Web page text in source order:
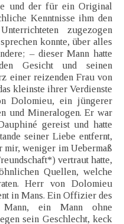
und der für ein Original
Kenntnisse ihm den
zugezogen
konnte, über alles
– dieser Mann hatte
Gesicht und seinen
einer reizenden Frau von
kleinste ihrer Verdienste
Dolomieu, ein jüngerer
und Mineralogen. Er war
gereist und hatte
seiner Liebe entfernt,
mir, weniger im Uebermaß
vertraut hatte,
Quellen, welche
Herr von Dolomieu
in Mans. Ein Offizier des
Mann, ein Mann ohne
sein Geschlecht, keck